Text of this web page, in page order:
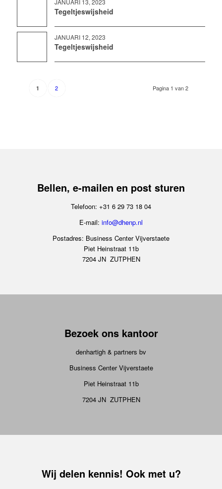
JANUARI 13, 2023
Tegeltjeswijsheid
JANUARI 12, 2023
Tegeltjeswijsheid
Pagina 1 van 2
1 2
Bellen, e-mailen en post sturen
Telefoon: +31 6 29 73 18 04
E-mail: info@dhenp.nl
Postadres: Business Center Vijverstaete
Piet Heinstraat 11b
7204 JN ZUTPHEN
Bezoek ons kantoor
denhartigh & partners bv
Business Center Vijverstaete
Piet Heinstraat 11b
7204 JN ZUTPHEN
Wij delen kennis! Ook met u?